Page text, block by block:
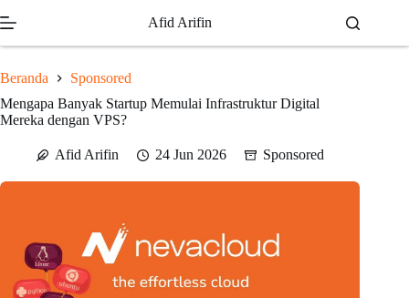
to
Afid Arifin
Beranda
Sponsored
Mengapa Banyak Startup Memulai Infrastruktur Digital
Mereka dengan VPS?
Afid Arifin 24 Jun 2026 Sponsored